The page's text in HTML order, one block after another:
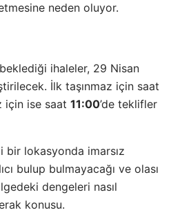
neden oluyor.
beklediği ihaleler, 29 Nisan
İlk taşınmaz için saat
için ise saat 11:00’de teklifler
bir lokasyonda imarsız
bulup bulmayacağı ve olası
dengeleri nasıl
konusu.